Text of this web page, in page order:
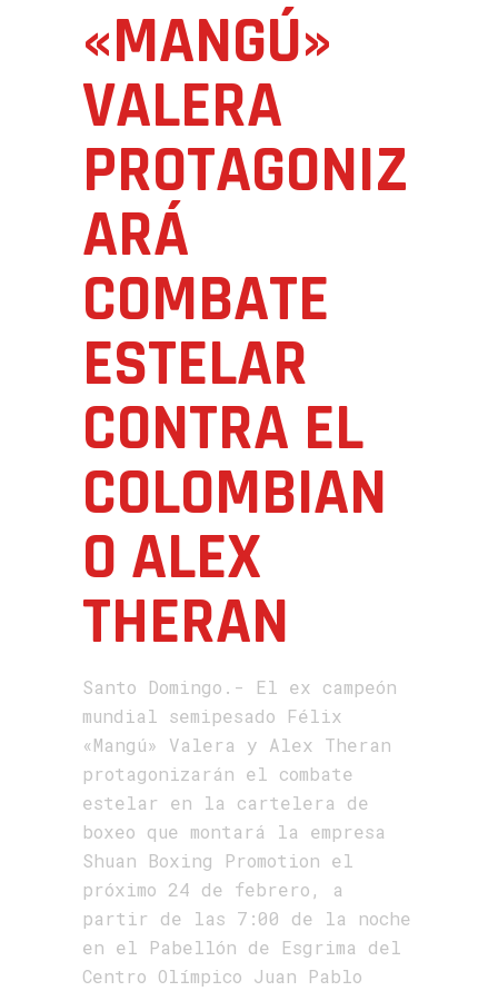
«MANGÚ»
VALERA
PROTAGONIZ
ARÁ
COMBATE
ESTELAR
CONTRA EL
COLOMBIAN
O ALEX
THERAN
Santo Domingo.- El ex campeón
mundial semipesado Félix
«Mangú» Valera y Alex Theran
protagonizarán el combate
estelar en la cartelera de
boxeo que montará la empresa
Shuan Boxing Promotion el
próximo 24 de febrero, a
partir de las 7:00 de la noche
en el Pabellón de Esgrima del
Centro Olímpico Juan Pablo